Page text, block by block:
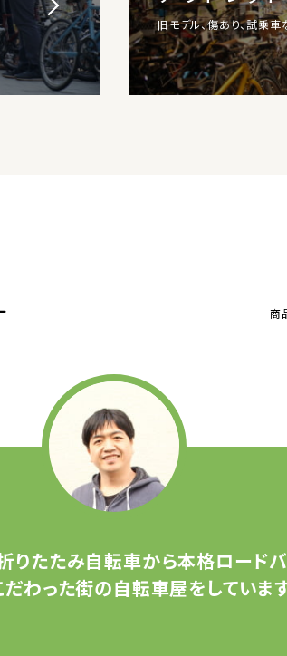
旧モデル、傷あり、試乗
商
りたたみ自転車から本格ロードバ
だわった街の自転車屋をしています